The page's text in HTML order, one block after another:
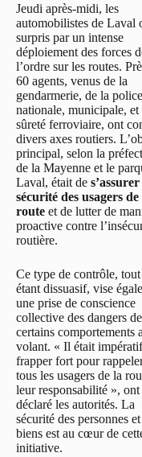
Jeudi après-midi, les
automobilistes de Laval
surpris par un intense
déploiement des forces
l’ordre sur les routes.
60 agents, venus de la
gendarmerie, de la police
nationale, municipale, et
sûreté ferroviaire, ont
divers axes routiers.
principal, selon la
de la Mayenne et le
Laval, était de
sécurité des usagers de
route et de lutter de
proactive contre
routière.
Ce type de contrôle, tout
étant dissuasif, vise
une prise de conscience
collective des dangers de
certains comportements
volant. « Il était
frapper fort pour
tous les usagers de la
leur responsabilité », ont
déclaré les autorités. La
sécurité des personnes
biens est au cœur de
initiative.